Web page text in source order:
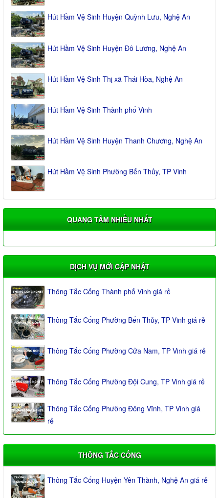
Hút Hầm Vệ Sinh Huyện Quỳnh Lưu, Nghệ An
Hút Hầm Vệ Sinh Huyện Đô Lương, Nghệ An
Hút Hầm Vệ Sinh Thị xã Thái Hòa, Nghệ An
Hút Hầm Vệ Sinh Thành phố Vinh
Hút Hầm Vệ Sinh Huyện Thanh Chương, Nghệ An
Hút Hầm Vệ Sinh Phường Bến Thủy, TP Vinh
QUANG TÂM NHIỀU NHẤT
DỊCH VỤ MỚI CẬP NHẬT
Thông Tắc Cống Thành phố Vinh giá rẻ
Thông Tắc Cống Phường Bến Thủy, TP Vinh giá rẻ
Thông Tắc Cống Phường Cửa Nam, TP Vinh giá rẻ
Thông Tắc Cống Phường Đội Cung, TP Vinh giá rẻ
Thông Tắc Cống Phường Đông Vĩnh, TP Vinh giá
rẻ
THÔNG TẮC CỐNG
Thông Tắc Cống Huyện Yên Thành, Nghệ An giá rẻ